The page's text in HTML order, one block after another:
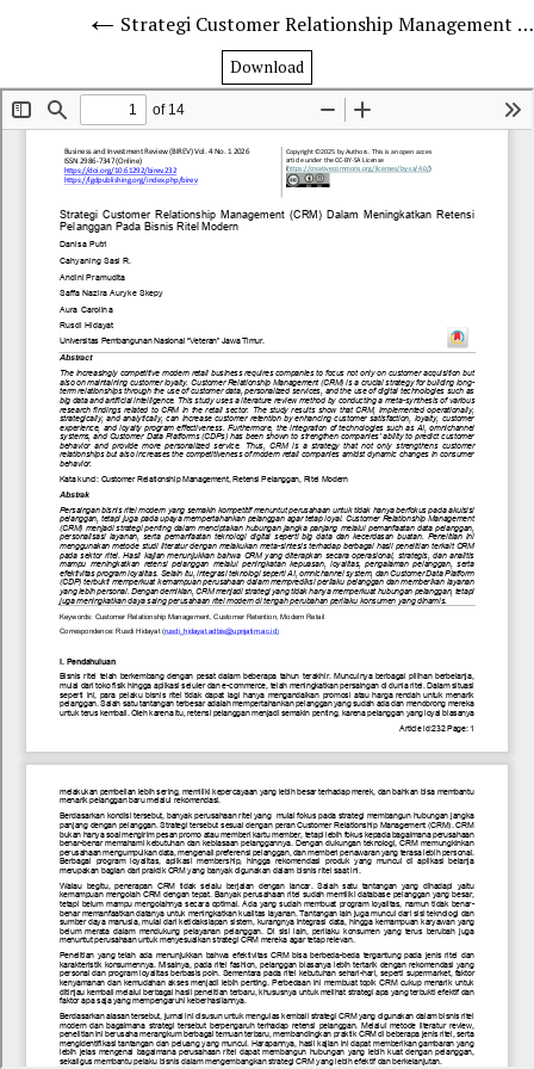
Strategi Customer Relationship Management (CRM) Dalam Meningkatkan Retensi Pelanggan Pada Bisnis Ritel Modern
Download